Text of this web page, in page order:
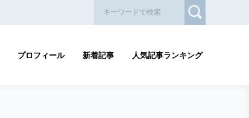
プロフィール 新着記事 人気記事ランキング